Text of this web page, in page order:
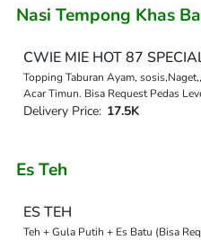
Nasi Tempong Khas
CWIE MIE HOT 87
Topping Taburan Ayam,
Acar Timun. Bisa Request Pedas
Delivery Price: 17.5K
Es Teh
ES TEH
Teh + Gula Putih + Es Batu (Bisa